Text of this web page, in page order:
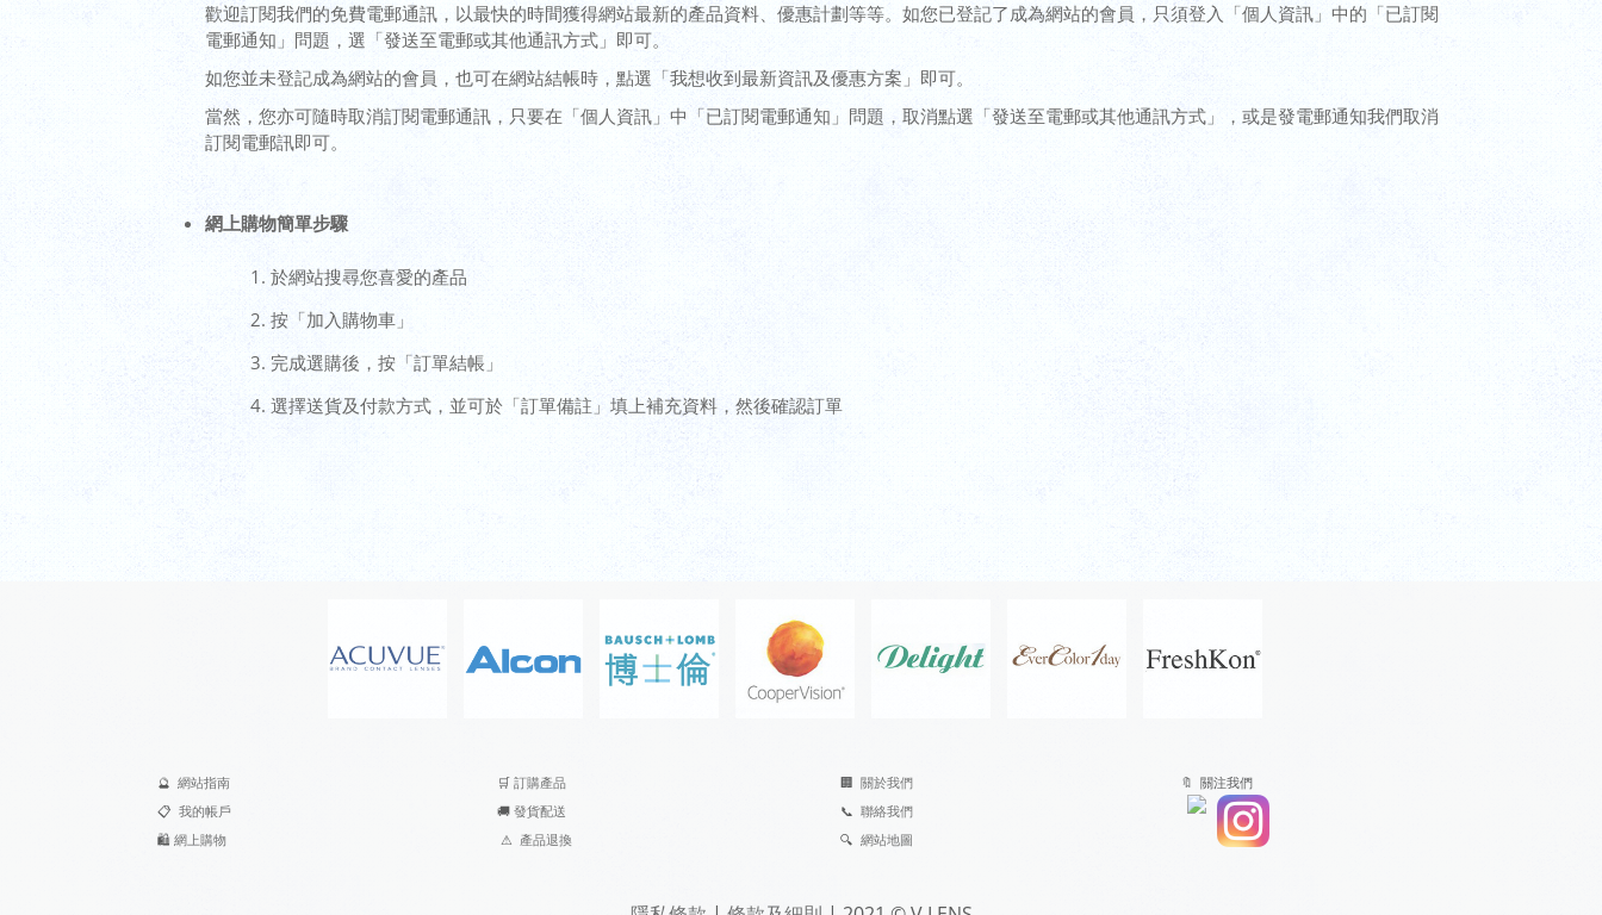
歡迎訂閱我們的免費電郵通訊，以最快的時間獲得網站最新的產品資料、優惠計劃等等。如您已登記了成為網站的會員，只須登入「個人資訊」中的「已訂閱
電郵通知」問題，選「發送至電郵或其他通訊方式」即可。
如您並未登記成為網站的會員，也可在網站結帳時，點選「我想收到最新資訊及優惠方案」即可。
當然，您亦可隨時取消訂閱電郵通訊，只要在「個人資訊」中「已訂閱電郵通知」問題，取消點選「發送至電郵或其他通訊方式」，或是發電郵通知我們取消
訂閱電郵訊即可。
網上購物簡單步驟
於網站搜尋您喜愛的產品
按「加入購物車」
完成選購後，按「訂單結帳」
選擇送貨及付款方式，並可於「訂單備註」填上補充資料，然後確認訂單
🔮 網站指南
📋 我的帳戶
🛍️ 網上購物
🛒 訂購產品
🚚 發貨配送
⚠ 產品退換
🏢 關於我們
📞 聯絡我們
🔍 網站地圖
🔖 關注我們